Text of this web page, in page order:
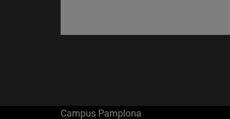
Campus Pamplona